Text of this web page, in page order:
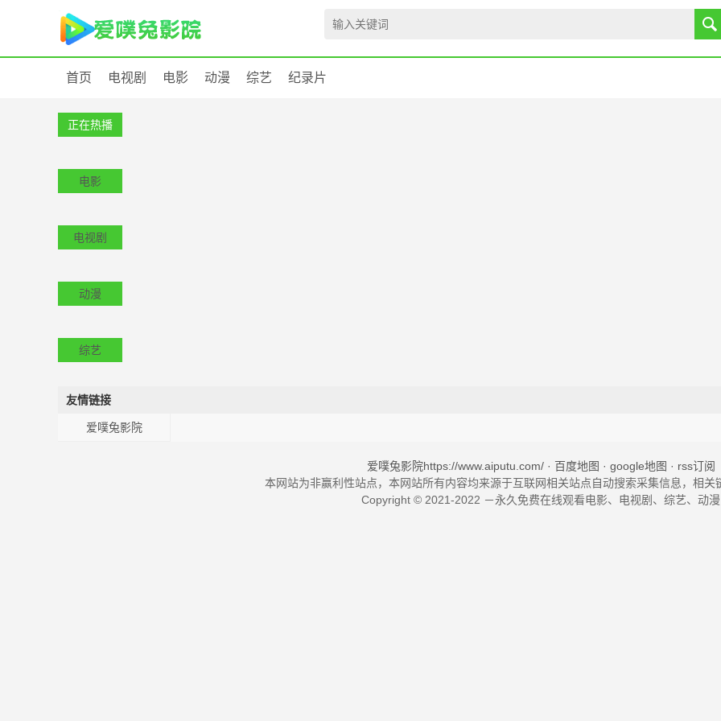
首页 电视剧 电影 动漫 综艺 纪录片
正在热播
电影
电视剧
动漫
综艺
友情链接
爱噗兔影院
爱噗兔影院https://www.aiputu.com/· 百度地图 · google地图 · rss订阅
本网站为非赢利性站点，本网站所有内容均来源于互联网相关站点自动搜索采集信息，相关
Copyright © 2021-2022 －永久免费在线观看电影、电视剧、综艺、动漫